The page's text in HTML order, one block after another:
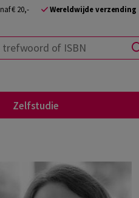
€ 20,- Wereldwijde verzending
of ISBN
Zelfstudie